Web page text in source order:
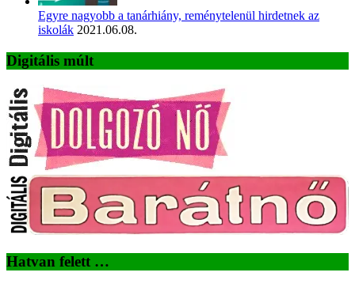
Egyre nagyobb a tanárhiány, reménytelenül hirdetnek az
iskolák 2021.06.08.
Digitális múlt
Hatvan felett …